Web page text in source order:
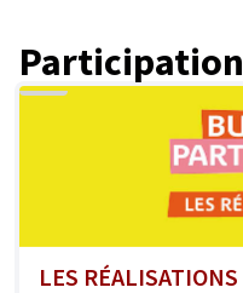
LES